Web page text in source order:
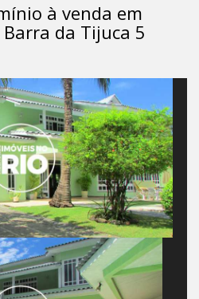
à venda em
Barra da Tijuca 5